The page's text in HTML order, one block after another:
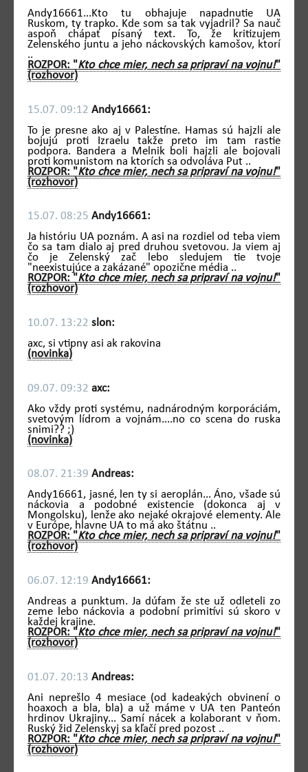
Andy16661...Kto tu obhajuje napadnutie UA
Ruskom, ty trapko. Kde som sa tak vyjadril? Sa nauč
aspoň chápať písaný text. To, že kritizujem
Zelenského juntu a jeho náckovských kamošov, ktorí
..
ROZPOR: "Kto chce mier, nech sa pripraví na vojnu!"
(rozhovor)
15.07. 09:12 Andy16661:
To je presne ako aj v Palestíne. Hamas sú hajzli ale
bojujú proti Izraelu takže preto im tam rastie
podpora. Bandera a Melnik boli hajzli ale bojovali
proti komunistom na ktorích sa odvoláva Put ..
ROZPOR: "Kto chce mier, nech sa pripraví na vojnu!"
(rozhovor)
15.07. 08:25 Andy16661:
Ja históriu UA poznám. A asi na rozdiel od teba viem
čo sa tam dialo aj pred druhou svetovou. Ja viem aj
čo je Zelenský zač lebo sledujem tie tvoje
"neexistujúce a zakázané" opozične média ..
ROZPOR: "Kto chce mier, nech sa pripraví na vojnu!"
(rozhovor)
10.07. 13:22 slon:
axc, si vtipny asi ak rakovina
(novinka)
09.07. 09:32 axc:
Ako vždy proti systému, nadnárodným korporáciám,
svetovým lídrom a vojnám....no co scena do ruska
snimi?? ;)
(novinka)
08.07. 21:39 Andreas:
Andy16661, jasné, len ty si aeroplán... Áno, všade sú
náckovia a podobné existencie (dokonca aj v
Mongolsku), lenže ako nejaké okrajové elementy. Ale
v Európe, hlavne UA to má ako štátnu ..
ROZPOR: "Kto chce mier, nech sa pripraví na vojnu!"
(rozhovor)
06.07. 12:19 Andy16661:
Andreas a punktum. Ja dúfam že ste už odleteli zo
zeme lebo náckovia a podobní primitívi sú skoro v
každej krajine.
ROZPOR: "Kto chce mier, nech sa pripraví na vojnu!"
(rozhovor)
01.07. 20:13 Andreas:
Ani neprešlo 4 mesiace (od kadeakých obvinení o
hoaxoch a bla, bla) a už máme v UA ten Panteón
hrdinov Ukrajiny... Samí nácek a kolaborant v ňom.
Ruský žid Zelenskyj sa kľačí pred pozost ..
ROZPOR: "Kto chce mier, nech sa pripraví na vojnu!"
(rozhovor)